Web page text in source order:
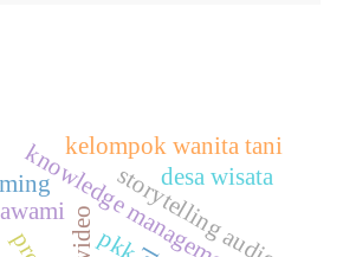
knowledge management
kelompok wanita tani
storytelling audio
desa wisata
pkk